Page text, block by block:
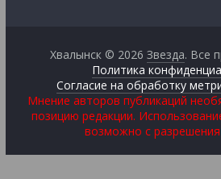
Хвалынск © 2026Звезда. Все
Политика
Согласие на обработку
Мнение авторов публикаций
позицию редакции.
возможно с разрешения